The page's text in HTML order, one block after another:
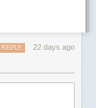
22 days ago
REPLY